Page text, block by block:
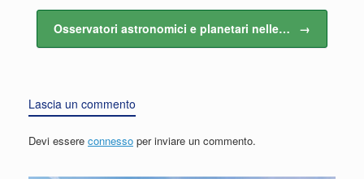
Osservatori astronomici e planetari nelle… →
Lascia un commento
Devi essere connesso per inviare un commento.